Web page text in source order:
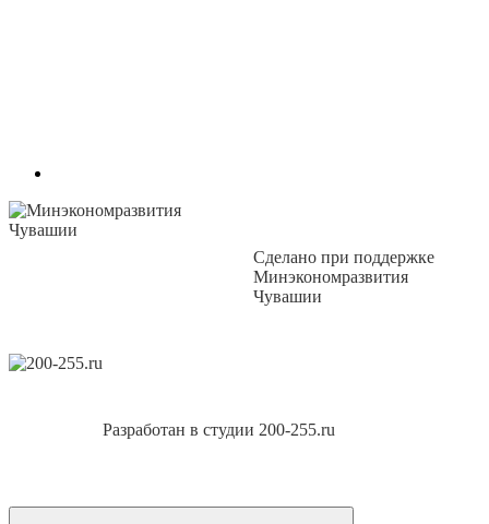
Сделано при поддержке
Минэкономразвития
Чувашии
Разработан в студии 200-255.ru